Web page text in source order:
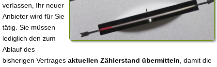
verlassen, Ihr neuer
Anbieter wird für Sie
tätig. Sie müssen
lediglich den zum
Ablauf des
bisherigen Vertrages aktuellen Zählerstand übermitteln , damit die